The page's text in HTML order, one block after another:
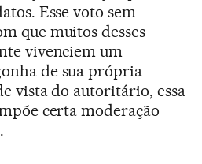
Esse voto sem
que muitos desses
vivenciem um
de sua própria
vista do autoritário, essa
certa moderação